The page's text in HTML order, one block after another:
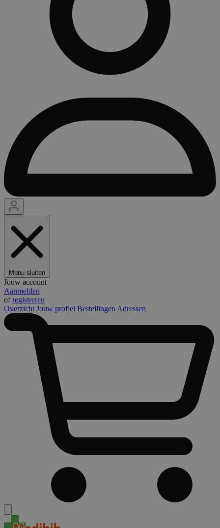
Menu sluiten
Jouw account
Aanmelden
ofregistreren
Overzicht Jouw profiel Bestellingen Adressen